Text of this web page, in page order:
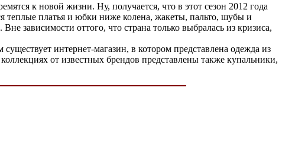
к новой жизни. Ну, получается, что в этот сезон 2012 года
теплые платья и юбки ниже колена, жакеты, пальто, шубы и
зависимости оттого, что страна только выбралась из кризиса,
интернет-магазин, в котором представлена одежда из
от известных брендов представлены также купальники,